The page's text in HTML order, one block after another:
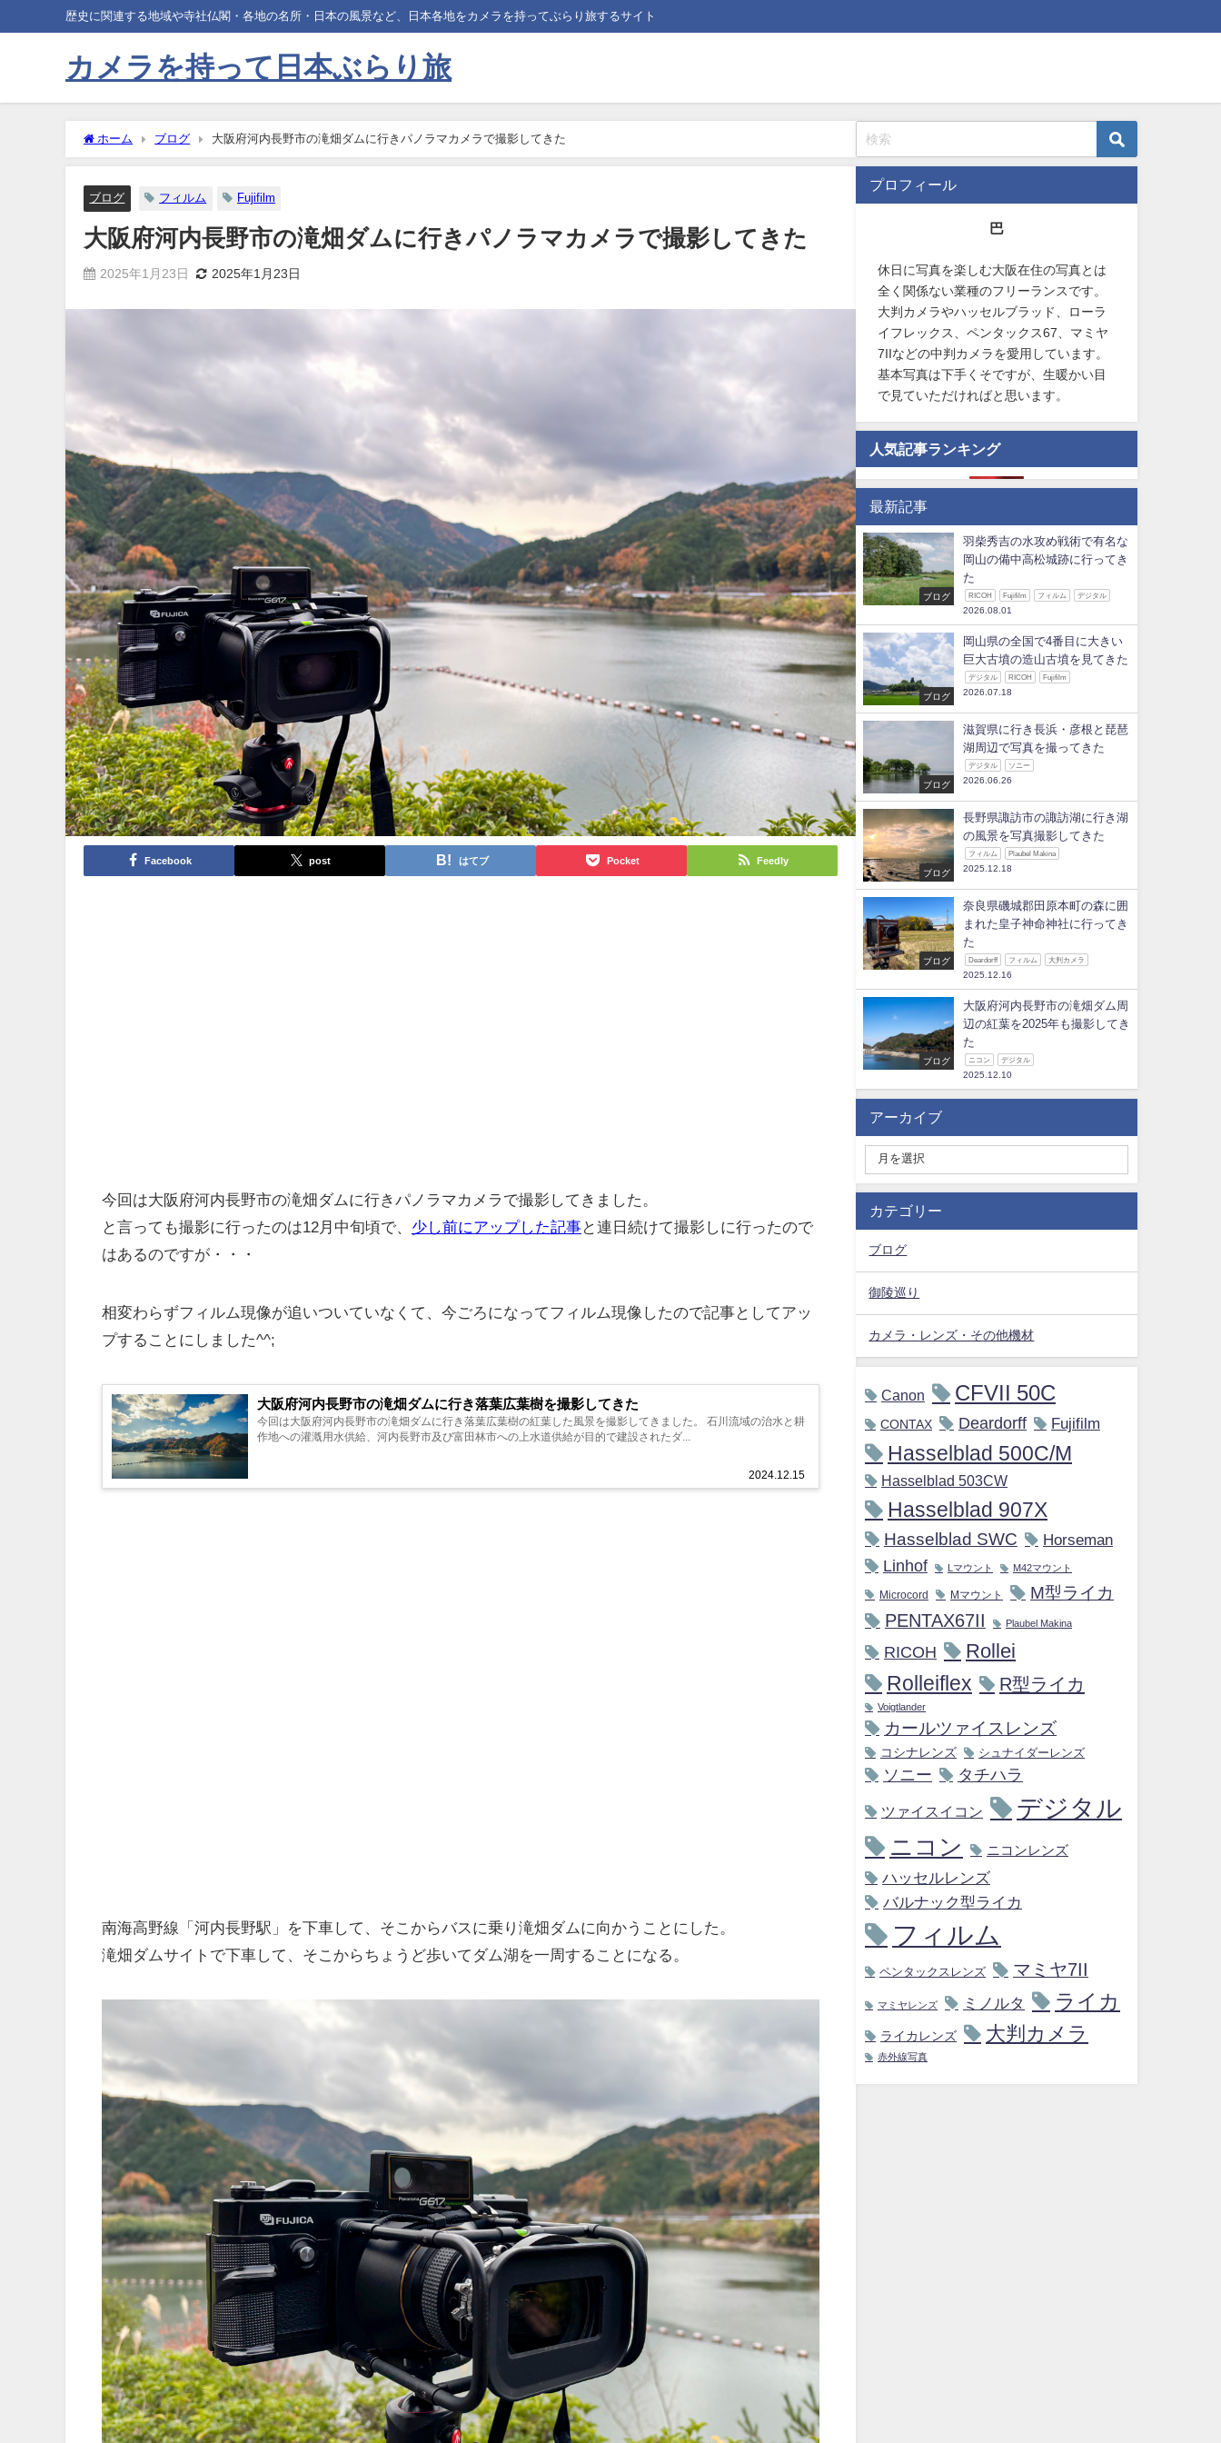
歴史に関連する地域や寺社仏閣・各地の名所・日本の風景など、日本各地をカメラを持ってぶらり旅するサイト
カメラを持って日本ぶらり旅
ホーム ブログ 大阪府河内長野市の滝畑ダムに行きパノラマカメラで撮影してきた
ブログ フィルム Fujifilm
大阪府河内長野市の滝畑ダムに行きパノラマカメラで撮影してきた
2025年1月23日 2025年1月23日
Facebook post はてブ Pocket Feedly
今回は大阪府河内長野市の滝畑ダムに行きパノラマカメラで撮影してきました。
と言っても撮影に行ったのは12月中旬頃で、 少し前にアップした記事と連日続けて撮影しに行ったので
はあるのですが・・・
相変わらずフィルム現像が追いついていなくて、今ごろになってフィルム現像したので記事としてアッ
プすることにしました^^;
大阪府河内長野市の滝畑ダムに行き落葉広葉樹を撮影してきた
2024.12.15
今回は大阪府河内長野市の滝畑ダムに行き落葉広葉樹の紅葉した風景を撮影してきました。 石川流域の治水と耕
作地への灌漑用水供給、河内長野市及び富田林市への上水道供給が目的で建設されたダ...
南海高野線「河内長野駅」を下車して、そこからバスに乗り滝畑ダムに向かうことにした。
滝畑ダムサイトで下車して、そこからちょうど歩いてダム湖を一周することになる。
プロフィール
巴
休日に写真を楽しむ大阪在住の写真とは
全く関係ない業種のフリーランスです。
大判カメラやハッセルブラッド、ローラ
イフレックス、ペンタックス67、マミヤ
7IIなどの中判カメラを愛用しています。
基本写真は下手くそですが、生暖かい目
で見ていただければと思います。
人気記事ランキング
最新記事
ブログ
羽柴秀吉の水攻め戦術で有名な
岡山の備中高松城跡に行ってき
た
RICOH Fujifilm フィルム デジタル
2026.08.01
ブログ
岡山県の全国で4番目に大きい
巨大古墳の造山古墳を見てきた
デジタル RICOH Fujifilm
2026.07.18
ブログ
滋賀県に行き長浜・彦根と琵琶
湖周辺で写真を撮ってきた
デジタル ソニー
2026.06.26
ブログ
長野県諏訪市の諏訪湖に行き湖
の風景を写真撮影してきた
フィルム Plaubel Makina
2025.12.18
ブログ
奈良県磯城郡田原本町の森に囲
まれた皇子神命神社に行ってき
た
Deardorff フィルム 大判カメラ
2025.12.16
ブログ
大阪府河内長野市の滝畑ダム周
辺の紅葉を2025年も撮影してき
た
ニコン デジタル
2025.12.10
アーカイブ
カテゴリー
ブログ
御陵巡り
カメラ・レンズ・その他機材
Canon CFVII 50C
CONTAX Deardorff Fujifilm
Hasselblad 500C/M
Hasselblad 503CW
Hasselblad 907X
Hasselblad SWC Horseman
Linhof Lマウント M42マウント
Microcord Mマウント
M型ライカ
PENTAX67II
Plaubel Makina
RICOH
Rollei
Rolleiflex
R型ライカ
Voigtlander
カールツァイスレンズ
コシナレンズ シュナイダーレンズ
ソニー タチハラ
ツァイスイコン デジタル
ニコン ニコンレンズ
ハッセルレンズ
バルナック型ライカ
フィルム
ペンタックスレンズ マミヤ7II
マミヤレンズ ミノルタ ライカ
ライカレンズ 大判カメラ
赤外線写真